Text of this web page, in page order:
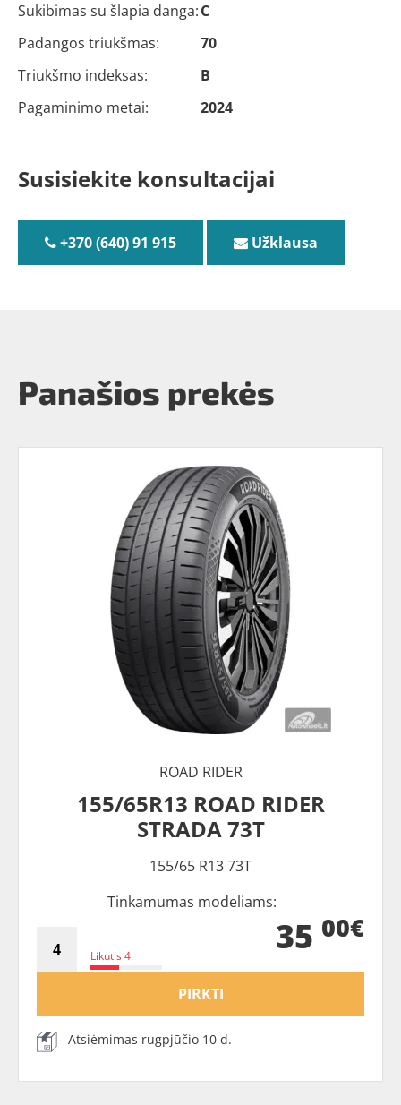
Sukibimas su šlapia danga:C
Padangos triukšmas:
70
Triukšmo indeksas:
B
Pagaminimo metai:
2024
Susisiekite konsultacijai
+370 (640) 91 915 Užklausa
Panašios prekės
ROAD RIDER
155/65R13 ROAD RIDER
STRADA 73T
155/65 R13 73T
Tinkamumas modeliams:
Likutis 4 35 00€
PIRKTI
Atsiėmimas rugpjūčio 10 d.